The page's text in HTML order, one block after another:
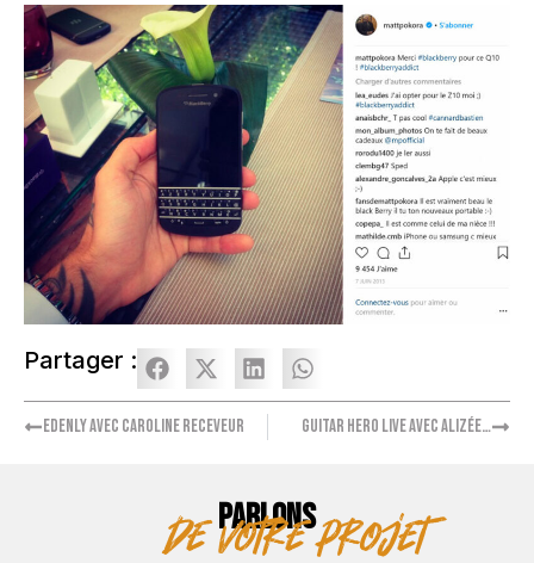
Partager :
Edenly avec Caroline Receveur Guitar Hero Live Avec Alizée…
PARLONS
de votre projet